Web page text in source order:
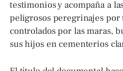
testimonios y acompaña a
peligrosos peregrinajes
controlados por las maras,
sus hijos en cementerios